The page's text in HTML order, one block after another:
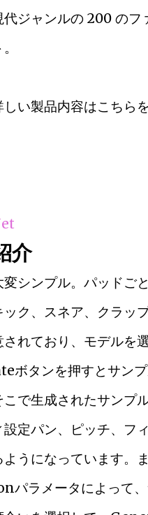
代ジャンルの 200 のフ
しい製品内容はこちら
介
変シンプル。パッドご
ック、スネア、クラッ
されており、モデルを
ボタンを押すとサン
こで生成されたサンプ
設定パン、ピッチ、フ
うになっています。ま
パラメータによって